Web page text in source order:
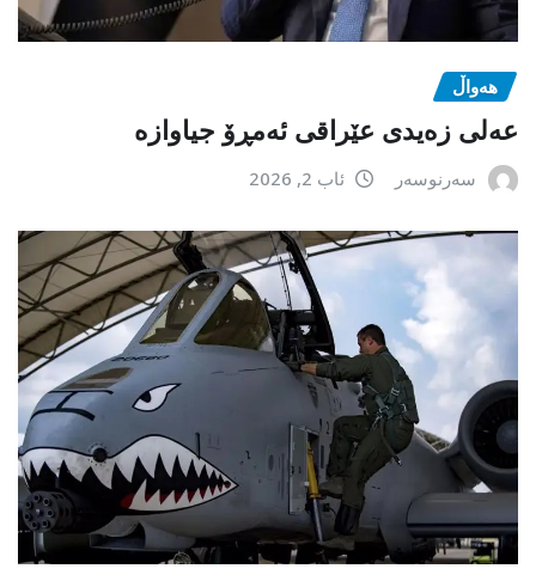
هەواڵ
عەلی زەیدی عێراقی ئەمڕۆ جیاوازە
سەرنوسەر ئاب 2, 2026